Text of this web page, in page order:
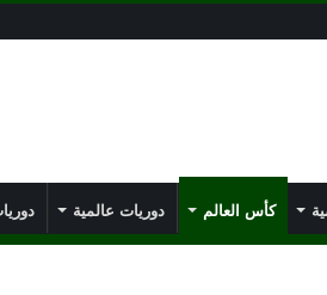
كأس العالم دوريات عالمية